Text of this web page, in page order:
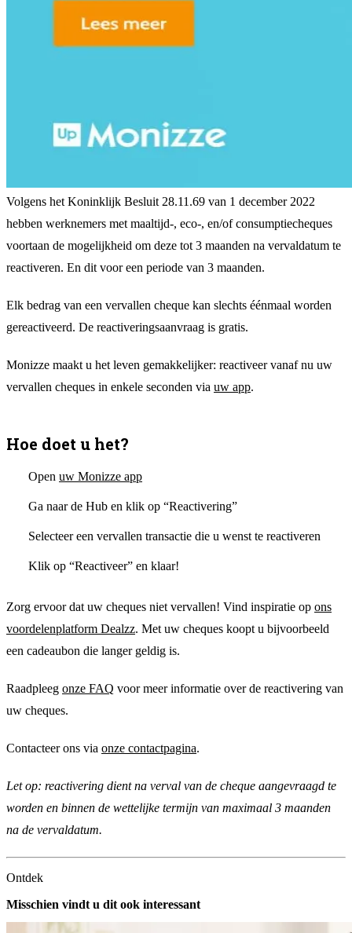
Volgens het Koninklijk Besluit 28.11.69 van 1 december 2022
hebben werknemers met maaltijd-, eco-, en/of consumptiecheques
voortaan de mogelijkheid om deze tot 3 maanden na vervaldatum te
reactiveren. En dit voor een periode van 3 maanden.
Elk bedrag van een vervallen cheque kan slechts éénmaal worden
gereactiveerd. De reactiveringsaanvraag is gratis.
Monizze maakt u het leven gemakkelijker: reactiveer vanaf nu uw
vervallen cheques in enkele seconden via uw app.
Hoe doet u het?
Open uw Monizze app
Ga naar de Hub en klik op “Reactivering”
Selecteer een vervallen transactie die u wenst te reactiveren
Klik op “Reactiveer” en klaar!
Zorg ervoor dat uw cheques niet vervallen! Vind inspiratie op ons
voordelenplatform Dealzz. Met uw cheques koopt u bijvoorbeeld
een cadeaubon die langer geldig is.
Raadpleeg onze FAQ voor meer informatie over de reactivering van
uw cheques.
Contacteer ons via onze contactpagina.
Let op: reactivering dient na verval van de cheque aangevraagd te
worden en binnen de wettelijke termijn van maximaal 3 maanden
na de vervaldatum.
Ontdek
Misschien vindt u dit ook interessant